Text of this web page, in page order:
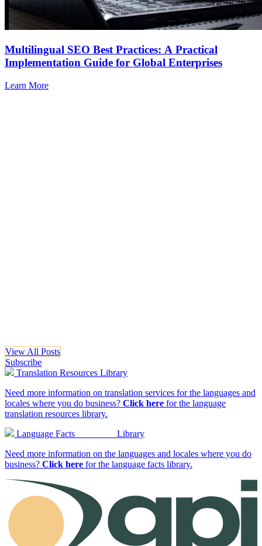
Multilingual SEO Best Practices: A Practical
Implementation Guide for Global Enterprises
Learn More
View All Posts
Subscribe
Translation Resources Library
Need more information on translation services for the languages and
locales where you do business? Click here for the language
translation resources library.
Language Facts Library
Need more information on the languages and locales where you do
business? Click here for the language facts library.